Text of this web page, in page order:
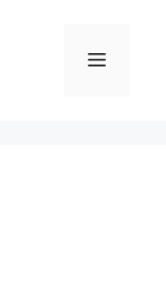
Menu